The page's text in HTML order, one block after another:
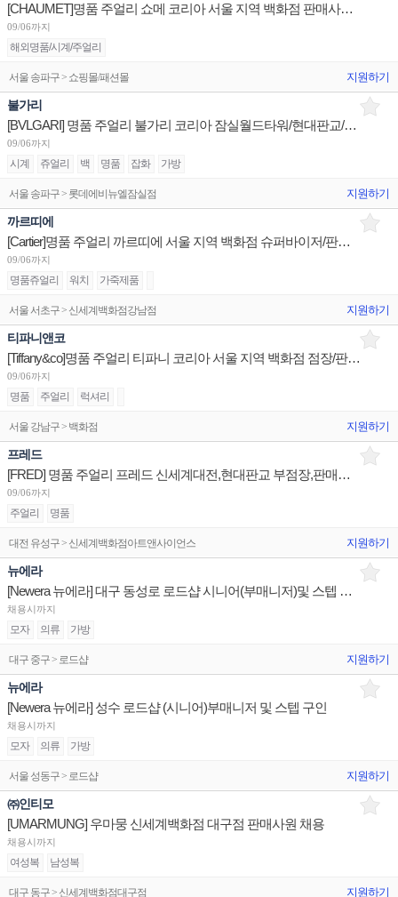
[CHAUMET]명품 주얼리 쇼메 코리아 서울 지역 백화점 판매사원 채용
09/06까지
해외명품/시계/주얼리
서울 송파구 > 쇼핑몰/패션몰 지원하기
불가리
[BVLGARI] 명품 주얼리 불가리 코리아 잠실월드타워/현대판교/신세계센텀 부점장 채용
09/06까지
시계 쥬얼리 백 명품 잡화 가방
서울 송파구 > 롯데에비뉴엘잠실점 지원하기
까르띠에
[Cartier]명품 주얼리 까르띠에 서울 지역 백화점 슈퍼바이저/판매사원/Admin 채용(리치몬트)
09/06까지
명품쥬얼리 워치 가죽제품
서울 서초구 > 신세계백화점강남점 지원하기
티파니앤코
[Tiffany&co]명품 주얼리 티파니 코리아 서울 지역 백화점 점장/판매사원/OP 채용
09/06까지
명품 주얼리 럭셔리
서울 강남구 > 백화점 지원하기
프레드
[FRED] 명품 주얼리 프레드 신세계대전,현대판교 부점장,판매사원/신세계광주 점장 채용
09/06까지
주얼리 명품
대전 유성구 > 신세계백화점아트앤사이언스 지원하기
뉴에라
[Newera 뉴에라] 대구 동성로 로드샵 시니어(부매니저)및 스텝 구인
채용시까지
모자 의류 가방
대구 중구 > 로드샵 지원하기
뉴에라
[Newera 뉴에라] 성수 로드샵 (시니어)부매니저 및 스텝 구인
채용시까지
모자 의류 가방
서울 성동구 > 로드샵 지원하기
㈜인티모
[UMARMUNG] 우마뭉 신세계백화점 대구점 판매사원 채용
채용시까지
여성복 남성복
대구 동구 > 신세계백화점대구점 지원하기